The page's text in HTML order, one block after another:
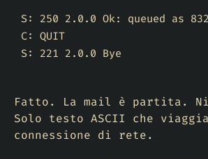
S: 250 2.0.0 Ok: queued as
C: QUIT
S: 221 2.0.0 Bye
Fatto. La mail è partita.
Solo testo ASCII che
connessione di rete.